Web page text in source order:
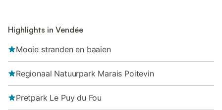
Highlights in Vendée
Mooie stranden en baaien
Regionaal Natuurpark Marais Poitevin
Pretpark Le Puy du Fou